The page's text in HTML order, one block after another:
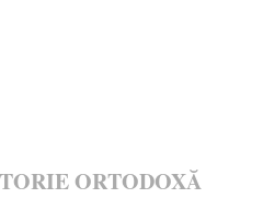
ORTODOXĂ